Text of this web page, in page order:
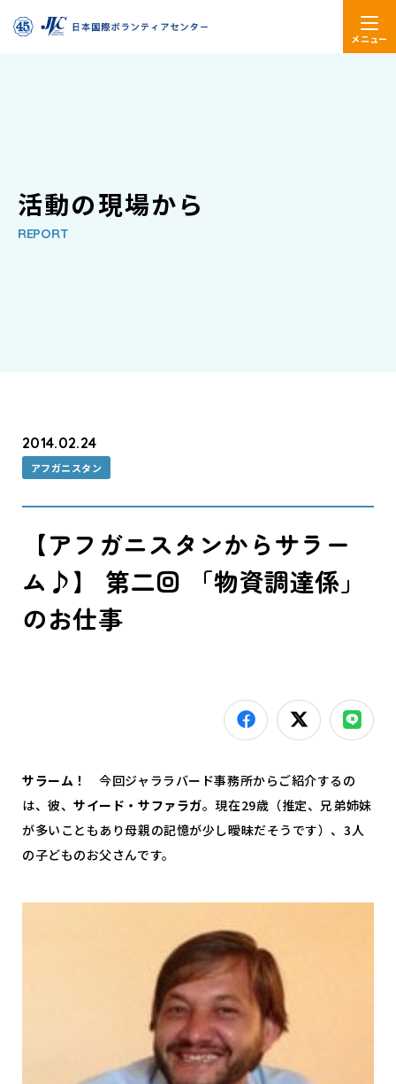
メニュー
活動の現場から
REPORT
2014.02.24
アフガニスタン
【アフガニスタンからサラー
ム♪】 第二回 「物資調達係」
のお仕事
サラーム！
今回ジャララバード事務所からご紹介するの
は、彼、サイード・サファラガ。現在29歳（推定、兄弟姉妹
が多いこともあり母親の記憶が少し曖昧だそうです）、3人
の子どものお父さんです。